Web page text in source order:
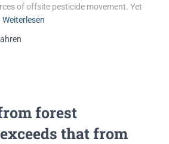
of offsite pesticide movement. Yet
Weiterlesen
forest
that from